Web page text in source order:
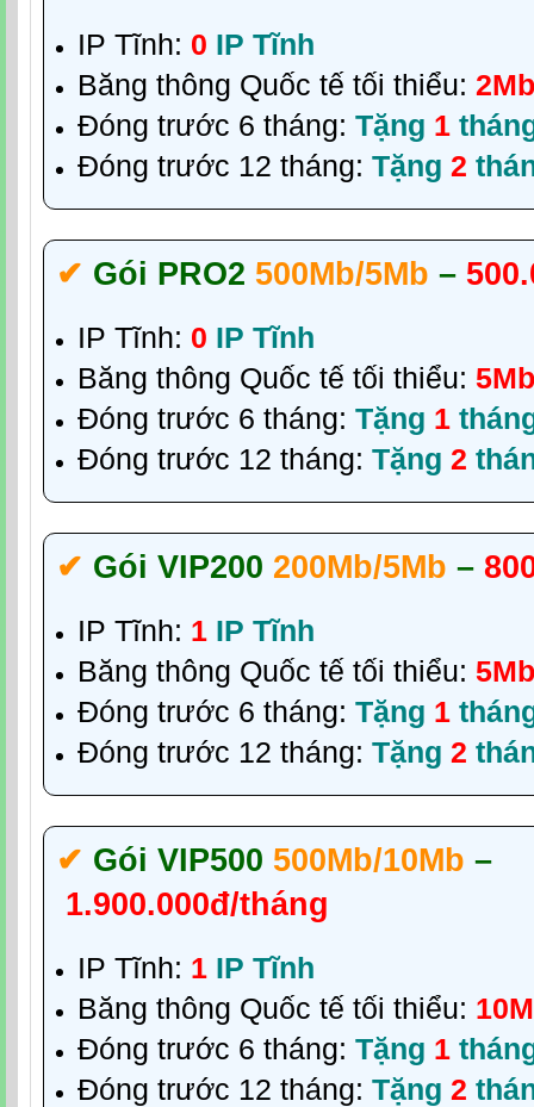
IP Tĩnh: 0 IP Tĩnh
Băng thông Quốc tế tối thiểu: 2Mb
Đóng trước 6 tháng: Tặng 1
Đóng trước 12 tháng: Tặng 2
✔‎ Gói PRO2 500Mb/5Mb –
IP Tĩnh: 0 IP Tĩnh
Băng thông Quốc tế tối thiểu: 5Mb
Đóng trước 6 tháng: Tặng 1
Đóng trước 12 tháng: Tặng 2
✔‎ Gói VIP200 200Mb/5Mb –
IP Tĩnh: 1 IP Tĩnh
Băng thông Quốc tế tối thiểu: 5Mb
Đóng trước 6 tháng: Tặng 1
Đóng trước 12 tháng: Tặng 2
✔‎ Gói VIP500 500Mb/10Mb –
1.900.000đ/tháng
IP Tĩnh: 1 IP Tĩnh
Băng thông Quốc tế tối thiểu:
Đóng trước 6 tháng: Tặng 1
Đóng trước 12 tháng: Tặng 2